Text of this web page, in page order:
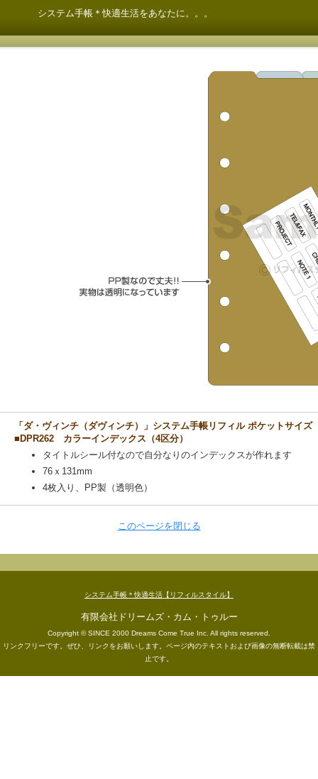
システム手帳＊快適生活をあなたに。。。
「ダ・ヴィンチ（ダヴィンチ）」システム手帳リフィル ポケットサイズ
■DPR262 カラーインデックス（4区分）
タイトルシール付なので自分なりのインデックスが作れます
76ｘ131mm
4枚入り、PP製（透明色）
このページを閉じる
システム手帳＊快適生活【リフィルスタイル】
有限会社ドリームズ・カム・トゥルー
Copyright © SINCE 2000 Dreams Come True Inc. All rights reserved.
リンクフリーです。ぜひ、リンクをお願いします。ページ内のテキストおよび画像の無断転載は禁
止です。